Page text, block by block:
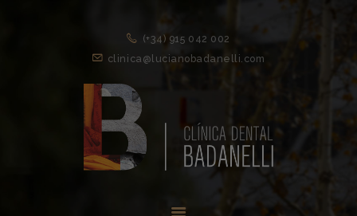
(+34) 915 042 002
clinica@lucianobadanelli.com